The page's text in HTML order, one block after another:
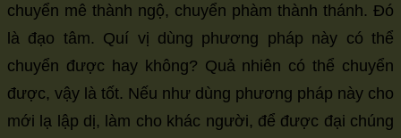
chuyển mê thành ngộ, chuyển phàm thành thánh. Đó
là đạo tâm. Quí vị dùng phương pháp này có thể
chuyển được hay không? Quả nhiên có thể chuyển
được, vậy là tốt. Nếu như dùng phương pháp này cho
mới lạ lập dị, làm cho khác người, để được đại chúng